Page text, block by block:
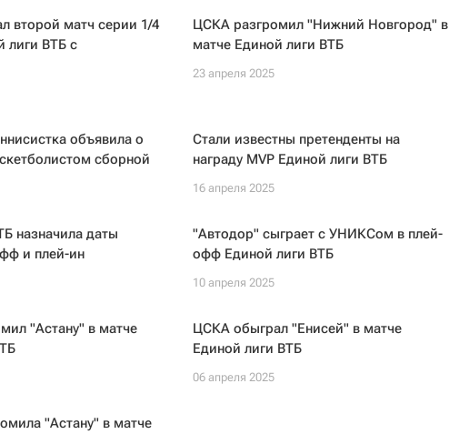
второй матч серии 1/4
лиги ВТБ с
ЦСКА разгромил "Нижний Новгород" в
матче Единой лиги ВТБ
23 апреля 2025
объявила о
сборной
Стали известны претенденты на
награду MVP Единой лиги ВТБ
16 апреля 2025
назначила даты
и плей-ин
"Автодор" сыграет с УНИКСом в плей-
офф Единой лиги ВТБ
10 апреля 2025
"Астану" в матче
ЦСКА обыграл "Енисей" в матче
Единой лиги ВТБ
06 апреля 2025
"Астану" в матче